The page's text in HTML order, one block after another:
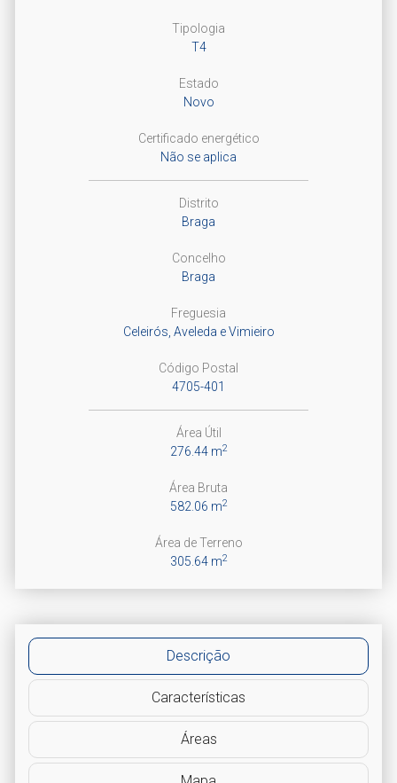
Tipologia
T4
Estado
Novo
Certificado energético
Não se aplica
Distrito
Braga
Concelho
Braga
Freguesia
Celeirós, Aveleda e Vimieiro
Código Postal
4705-401
Área Útil
276.44 m2
Área Bruta
582.06 m2
Área de Terreno
305.64 m2
Descrição
Características
Áreas